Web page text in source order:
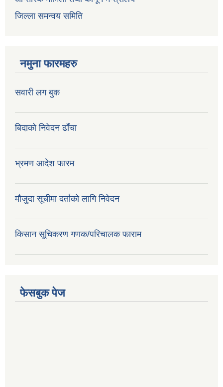
जिल्ला समन्वय समिति
नमुना फारमहरु
सवारी लग बुक
बिदाको निवेदन ढाँचा
भ्रमण आदेश फारम
मौजुदा सूचीमा दर्ताको लागि निवेदन
किसान सूचिकरण गणक/परिचालक फाराम
फेसबुक पेज